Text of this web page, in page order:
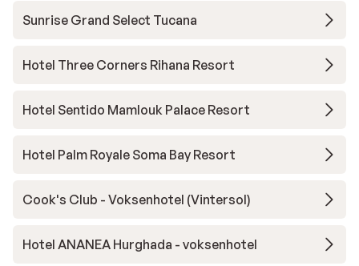
Sunrise Grand Select Tucana
Hotel Three Corners Rihana Resort
Hotel Sentido Mamlouk Palace Resort
Hotel Palm Royale Soma Bay Resort
Cook's Club - Voksenhotel (Vintersol)
Hotel ANANEA Hurghada - voksenhotel